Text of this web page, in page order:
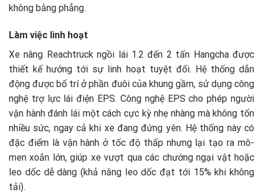
không bằng phẳng.
Làm việc linh hoạt
Xe nâng Reachtruck ngồi lái 1.2 đến 2 tấn Hangcha được
thiết kế hướng tới sự linh hoạt tuyệt đối. Hệ thống dẫn
động được bố trí ở phần đuôi của khung gầm, sử dụng công
nghệ trợ lực lái điện EPS. Công nghệ EPS cho phép người
vận hành đánh lái một cách cực kỳ nhẹ nhàng mà không tốn
nhiều sức, ngay cả khi xe đang đứng yên. Hệ thống này có
đặc điểm là vận hành ở tốc độ thấp nhưng lại tạo ra mô-
men xoắn lớn, giúp xe vượt qua các chướng ngại vật hoặc
leo dốc dễ dàng (khả năng leo dốc đạt tới 15% khi không
tải).